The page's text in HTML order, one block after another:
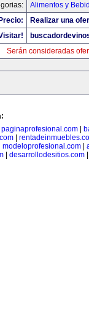
Alimentos y
Precio:
Realizar una
Serán consideradas
paginaprofesional.com
modeloprofesional.com|
desarrollodesitios.com